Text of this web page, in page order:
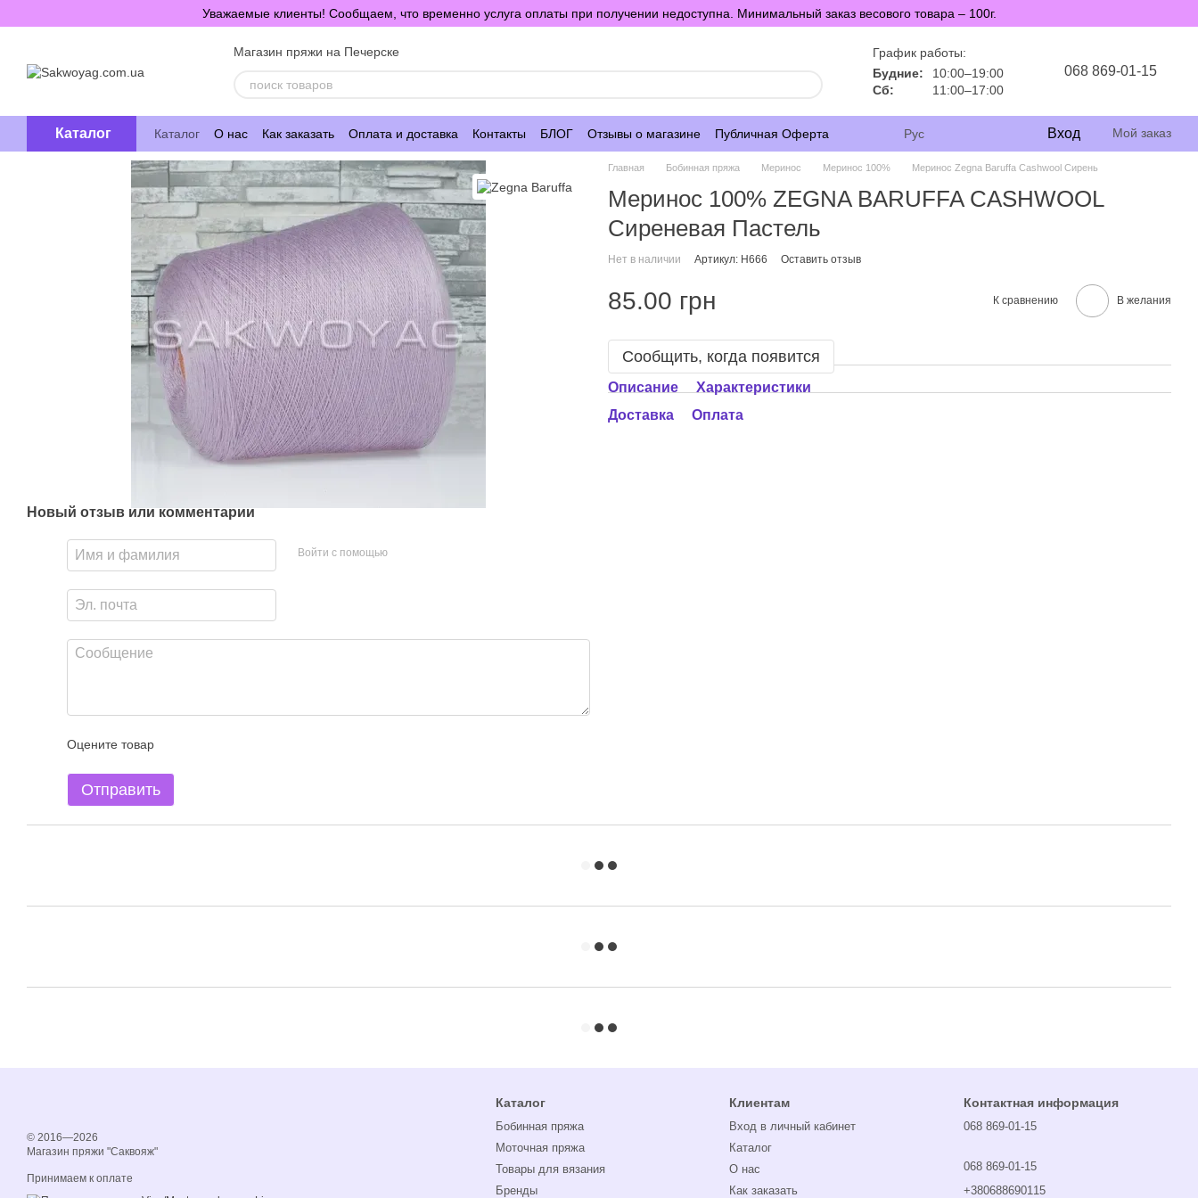
Уважаемые клиенты! Сообщаем, что временно услуга оплаты при получении недоступна. Минимальный заказ весового товара – 100г.
Магазин пряжи на Печерске
График работы:
Будние:
10:00–19:00
Сб:
11:00–17:00
068 869-01-15
Каталог Каталог О нас Как заказать Оплата и доставка Контакты БЛОГ Отзывы о магазине Публичная Оферта Рус Вход Мой заказ
Новый отзыв или комментарий
Войти с помощью
Оцените товар
Отправить
Главная Бобинная пряжа Меринос Меринос 100% Меринос Zegna Baruffa Cashwool Сирень
Меринос 100% ZEGNA BARUFFA CASHWOOL
Сиреневая Пастель
Нет в наличии Артикул: H666 Оставить отзыв
85.00 грн К сравнению В желания
Сообщить, когда появится
Описание
Характеристики
Доставка
Оплата
© 2016—2026
Магазин пряжи "Саквояж"
Принимаем к оплате
Каталог
Бобинная пряжа
Моточная пряжа
Товары для вязания
Бренды
Клиентам
Вход в личный кабинет
Каталог
О нас
Как заказать
Контактная информация
068 869-01-15
068 869-01-15
+380688690115